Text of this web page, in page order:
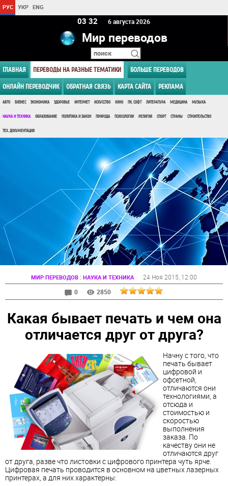
РУС УКР ENG
03:32 6 августа 2026
Мир переводов
ГЛАВНАЯ ПЕРЕВОДЫ НА РАЗНЫЕ ТЕМАТИКИ БОЛЬШЕ ПЕРЕВОДОВ
ОНЛАЙН ПЕРЕВОДЧИК ОБРАТНАЯ СВЯЗЬ КАРТА САЙТА РЕКЛАМА
АВТО БИЗНЕС ЭКОНОМИКА ЗДОРОВЬЕ ИНТЕРНЕТ ИСКУССТВО КИНО ПК, СОФТ ЛИТЕРАТУРА МЕДИЦИНА МУЗЫКА
НАУКА И ТЕХНИКА ОБРАЗОВАНИЕ ПОЛИТИКА И ЗАКОН ПРИРОДА ПСИХОЛОГИЯ РЕЛИГИЯ СПОРТ СТРАНЫ СТРОИТЕЛЬСТВО
ТЕХ. ДОКУМЕНТАЦИЯ
МИР ПЕРЕВОДОВ : НАУКА И ТЕХНИКА 24 Ноя 2015 , 12:00
0
2850
Какая бывает печать и чем она
отличается друг от друга?
Начну с того, что
печать бывает
цифровой и
офсетной,
отличаются они
технологиями, а
отсюда и
стоимостью и
скоростью
выполнения
заказа. По
качеству они не
отличаются друг
от друга, разве что листовки с цифрового принтера чуть ярче.
Цифровая печать проводится в основном на цветных лазерных
принтерах, а для них характерны: